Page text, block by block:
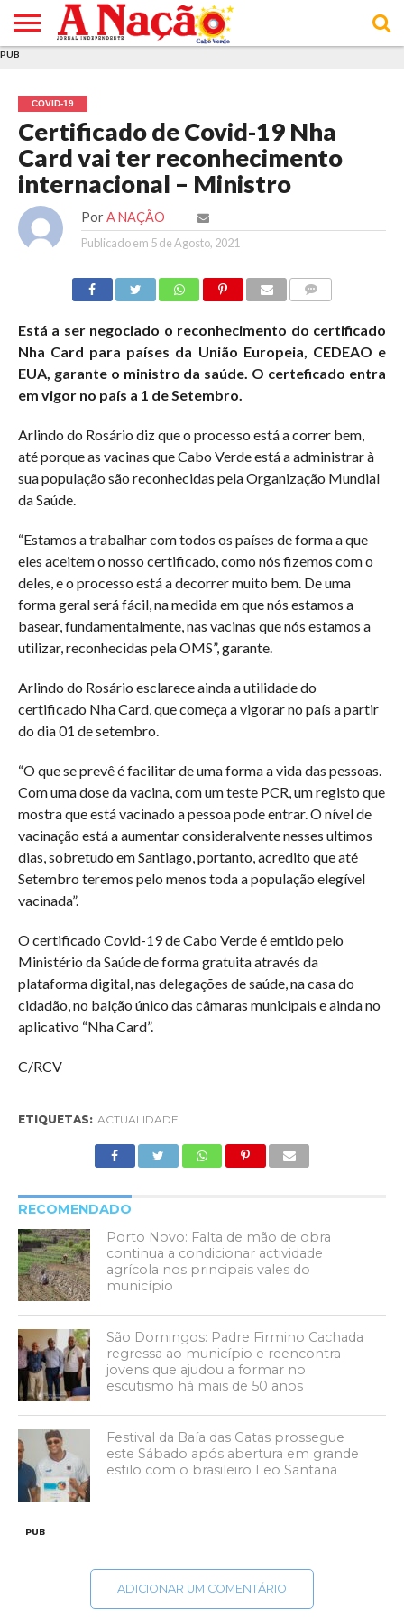
E DE
COOKIES
DE
UTILIZAÇÃO
PUB
COVID-19
Certificado de Covid-19 Nha
Card vai ter reconhecimento
internacional – Ministro
Por A NAÇÃO
Publicado em 5 de Agosto, 2021
Está a ser negociado o reconhecimento do certificado
Nha Card para países da União Europeia, CEDEAO e
EUA, garante o ministro da saúde. O certeficado entra
em vigor no país a 1 de Setembro.
Arlindo do Rosário diz que o processo está a correr bem,
até porque as vacinas que Cabo Verde está a administrar à
sua população são reconhecidas pela Organização Mundial
da Saúde.
“Estamos a trabalhar com todos os países de forma a que
eles aceitem o nosso certificado, como nós fizemos com o
deles, e o processo está a decorrer muito bem. De uma
forma geral será fácil, na medida em que nós estamos a
basear, fundamentalmente, nas vacinas que nós estamos a
utilizar, reconhecidas pela OMS”, garante.
Arlindo do Rosário esclarece ainda a utilidade do
certificado Nha Card, que começa a vigorar no país a partir
do dia 01 de setembro.
“O que se prevê é facilitar de uma forma a vida das pessoas.
Com uma dose da vacina, com um teste PCR, um registo que
mostra que está vacinado a pessoa pode entrar. O nível de
vacinação está a aumentar consideralvente nesses ultimos
dias, sobretudo em Santiago, portanto, acredito que até
Setembro teremos pelo menos toda a população elegível
vacinada”.
O certificado Covid-19 de Cabo Verde é emtido pelo
Ministério da Saúde de forma gratuita através da
plataforma digital, nas delegações de saúde, na casa do
cidadão, no balção único das câmaras municipais e ainda no
aplicativo “Nha Card”.
C/RCV
ETIQUETAS: ACTUALIDADE
RECOMENDADO
Porto Novo: Falta de mão de obra
continua a condicionar actividade
agrícola nos principais vales do
município
São Domingos: Padre Firmino Cachada
regressa ao município e reencontra
jovens que ajudou a formar no
escutismo há mais de 50 anos
Festival da Baía das Gatas prossegue
este Sábado após abertura em grande
estilo com o brasileiro Leo Santana
PUB
ADICIONAR UM COMENTÁRIO